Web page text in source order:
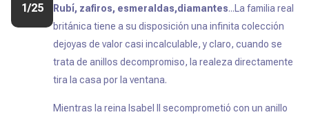
1/25 Rubí, zafiros, esmeraldas,diamantes...La familia real
británica tiene a su disposición una infinita colección
dejoyas de valor casi incalculable, y claro, cuando se
trata de anillos decompromiso, la realeza directamente
tira la casa por la ventana.
Mientras la reina Isabel II secomprometió con un anillo